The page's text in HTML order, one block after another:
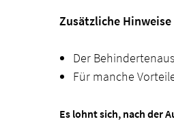
Zusätzliche Hinweise
Der
Für manche
Es lohnt sich, nach der